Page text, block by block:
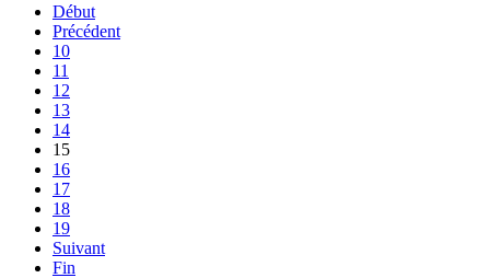
Début
Précédent
10
11
12
13
14
15
16
17
18
19
Suivant
Fin